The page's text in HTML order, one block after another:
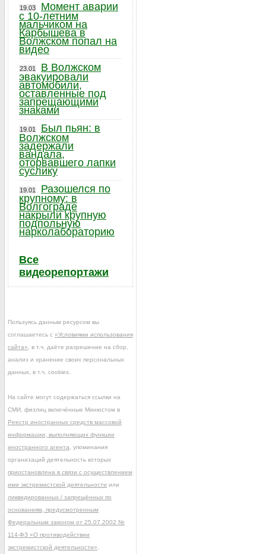
19.03
Момент аварии
с 10-летним
мальчиком на
Карбышева в
Волжском попал на
видео
23.01
В Волжском
эвакуировали
автомобили,
оставленные под
запрещающими
знаками
19.01
Был пьян: в
Волжском
задержали
вандала,
оторвавшего лапки
суслику
19.01
Разошелся по
крупному: в
Волгограде
накрыли крупную
подпольную
нарколабораторию
Все
видеорепортажи
Пользуясь данным ресурсом вы
соглашаетесь с «Условиями использования
сайта» , в т.ч. даёте разрешение на сбор,
анализ и хранение своих персональных
данных, в т.ч. cookies.
На сайте могут содержаться ссылки на
СМИ, физлиц включённые Минюстом в
Реестр иностранных средств массовой
информации, выполняющих функции
иностранного агента , упоминания
организаций деятельность которых
приостановлена в связи с осуществлением
ими экстремистской деятельности или
ликвидированных / запрещённых по
основаниям, предусмотренным
Федеральным законом от 25.07.2002 №
114-ФЗ «О противодействии
экстремистской деятельности»